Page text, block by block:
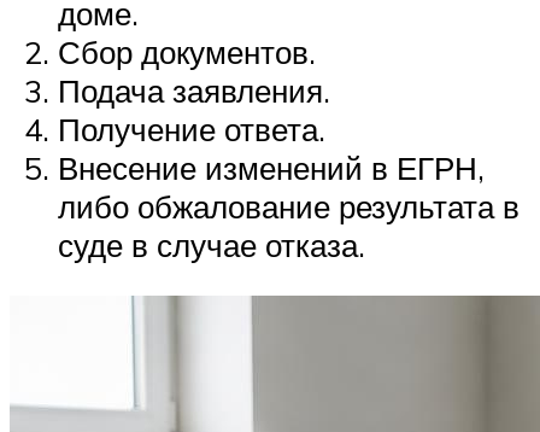
доме.
Сбор документов.
Подача заявления.
Получение ответа.
Внесение изменений в ЕГРН,
либо обжалование результата в
суде в случае отказа.